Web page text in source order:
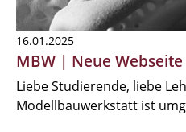
16.01.2025
MBW | Neue
Liebe Studierende, liebe
Modellbauwerkstatt ist